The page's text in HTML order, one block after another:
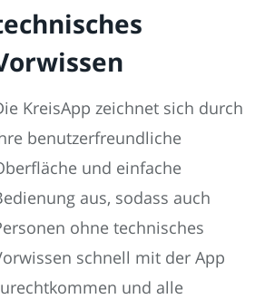
KreisApp zeichnet sich durch
benutzerfreundliche
und einfache
aus, sodass auch
ohne technisches
schnell mit der App
und alle